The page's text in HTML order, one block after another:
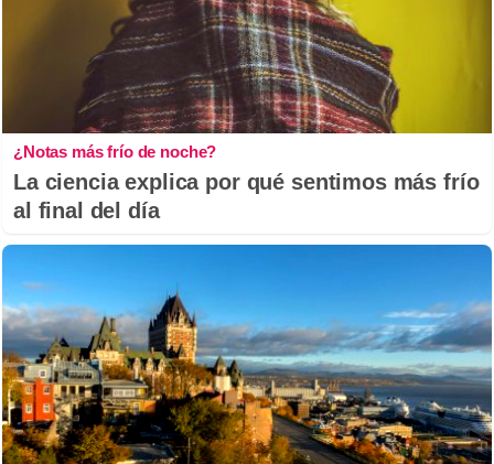
¿Notas más frío de noche?
La ciencia explica por qué sentimos más frío
al final del día